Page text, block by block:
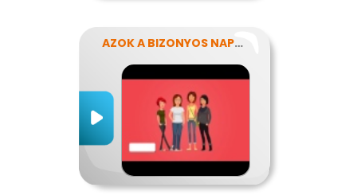
AZOK A BIZONYOS NAPOK